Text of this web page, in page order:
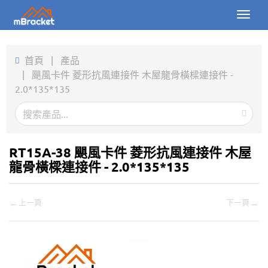
Toggle
產品
新聞
關於我們
下載
線上詢價
首頁 | 產品
| 颶風卡件 菱形抗風連接件 木屋龍骨橫樑連接件 -
2.0*135*135
RT15A-38 颶風卡件 菱形抗風連接件 木屋
龍骨橫樑連接件 - 2.0*135*135
← 上一頁 下一頁 →